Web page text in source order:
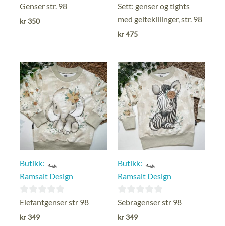
5
ut av 5
Genser str. 98
kr 350
5
ut av 5
Sett: genser og tights
med geitekillinger, str. 98
kr475
Butikk:
Ramsalt Design
0
ut
Elefantgenser str 98
kr 349
Butikk:
Ramsalt Design
0
ut
Sebragenser str 98
kr 349